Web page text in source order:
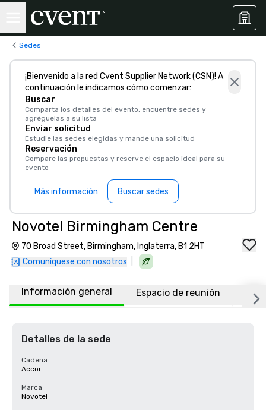
Sedes
¡Bienvenido a la red Cvent Supplier Network (CSN)! A
continuación le indicamos cómo comenzar:
Buscar
Comparta los detalles del evento, encuentre sedes y
agréguelas a su lista
Enviar solicitud
Estudie las sedes elegidas y mande una solicitud
Reservación
Compare las propuestas y reserve el espacio ideal para su
evento
Más información Buscar sedes
Novotel Birmingham Centre
70 Broad Street, Birmingham, Inglaterra, B1 2HT
Comuníquese con nosotros
Información general Espacio de reunión
Detalles de la sede
Cadena
Accor
Marca
Novotel